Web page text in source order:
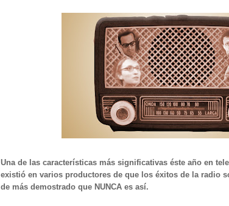
Una de las características más significativas éste año en
existió en varios productores de que los éxitos de la radio
de más demostrado que NUNCA es así.